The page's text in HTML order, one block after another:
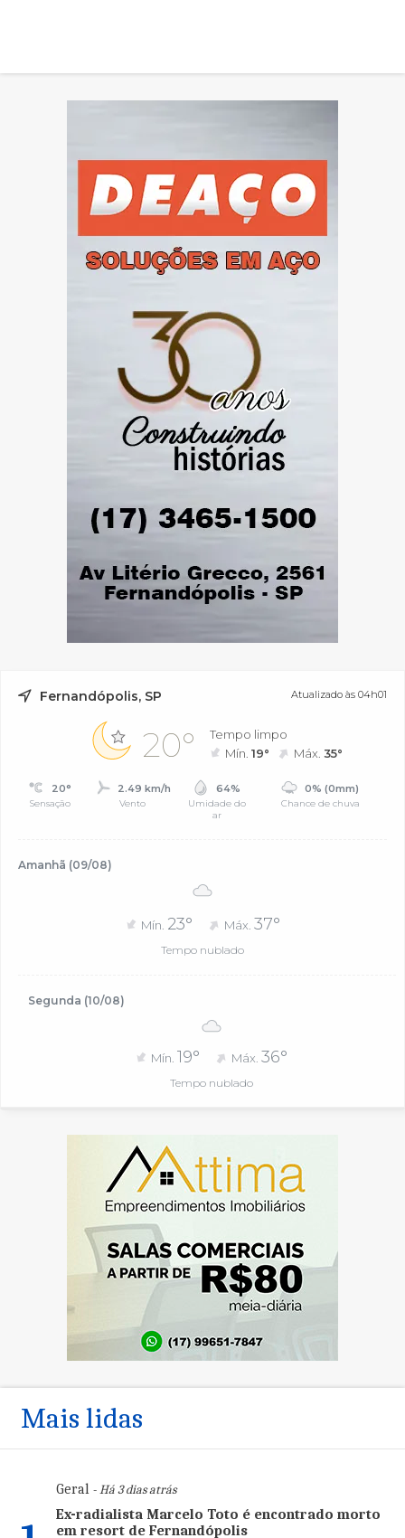
Fernandópolis, SP Atualizado às 04h01
20°
Tempo limpo
Mín.19° Máx.35°
20°
Sensação
2.49 km/h
Vento
64%
Umidade do
ar
0% (0mm)
Chance de chuva
Amanhã (09/08)
Mín. 23° Máx. 37°
Tempo nublado
Segunda (10/08)
Mín. 19° Máx.36°
Tempo nublado
Mais lidas
Geral- Há 3 dias atrás
Ex-radialista Marcelo Toto é encontrado morto
em resort de Fernandópolis